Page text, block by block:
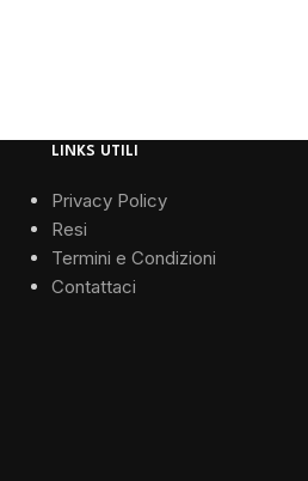
LINKS UTILI
Privacy Policy
Resi
Termini e Condizioni
Contattaci